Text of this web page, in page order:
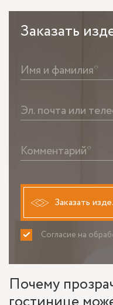
Заказать
Имя и фамилия*
Эл. почта или
Комментарий*
Заказать
Согласие на
Почему